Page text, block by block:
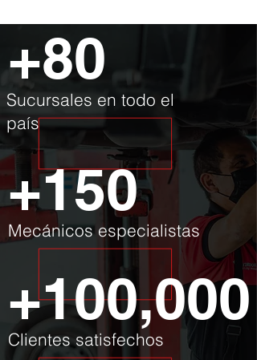
+80
Sucursales en todo el
país
+150
Mecánicos especialistas
+100,000
Clientes satisfechos